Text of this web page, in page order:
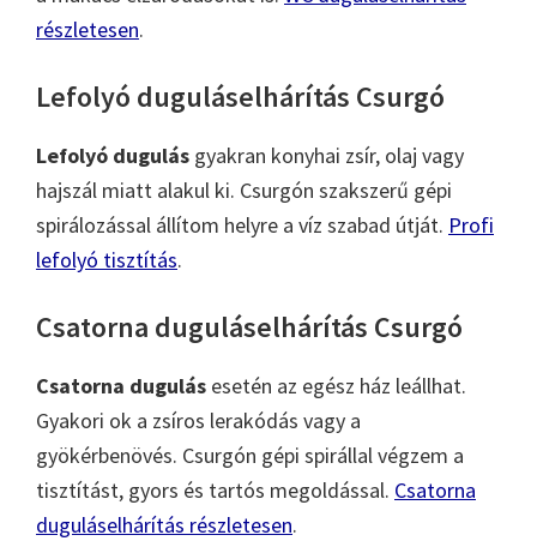
részletesen.
Lefolyó duguláselhárítás Csurgó
Lefolyó dugulás gyakran konyhai zsír, olaj vagy
hajszál miatt alakul ki. Csurgón szakszerű gépi
spirálozással állítom helyre a víz szabad útját. Profi
lefolyó tisztítás.
Csatorna duguláselhárítás Csurgó
Csatorna dugulás esetén az egész ház leállhat.
Gyakori ok a zsíros lerakódás vagy a
gyökérbenövés. Csurgón gépi spirállal végzem a
tisztítást, gyors és tartós megoldással. Csatorna
duguláselhárítás részletesen.